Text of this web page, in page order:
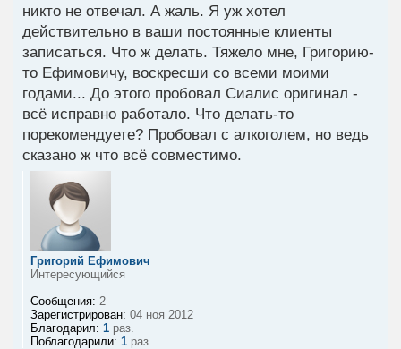
никто не отвечал. А жаль. Я уж хотел
действительно в ваши постоянные клиенты
записаться. Что ж делать. Тяжело мне, Григорию-
то Ефимовичу, воскресши со всеми моими
годами... До этого пробовал Сиалис оригинал -
всё исправно работало. Что делать-то
порекомендуете? Пробовал с алкоголем, но ведь
сказано ж что всё совместимо.
Григорий Ефимович
Интересующийся
Сообщения: 2
Зарегистрирован: 04 ноя 2012
Благодарил: 1 раз.
Поблагодарили: 1 раз.